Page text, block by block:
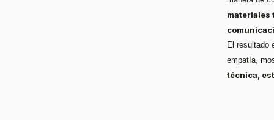
materiales
El resultado
empatía,
técnica,